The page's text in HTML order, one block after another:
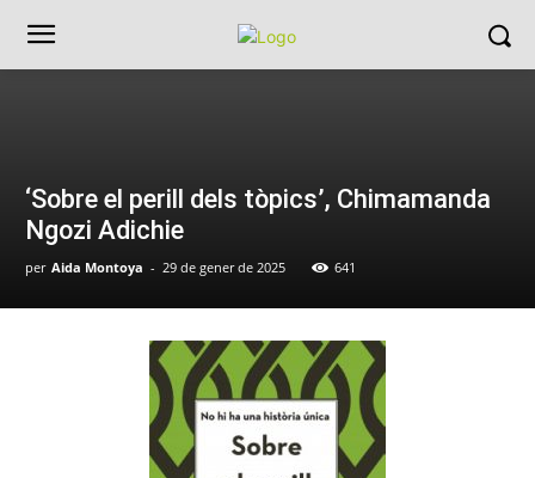
‘Sobre el perill dels tòpics’, Chimamanda
Ngozi Adichie
per Aida Montoya - 29 de gener de 2025 641